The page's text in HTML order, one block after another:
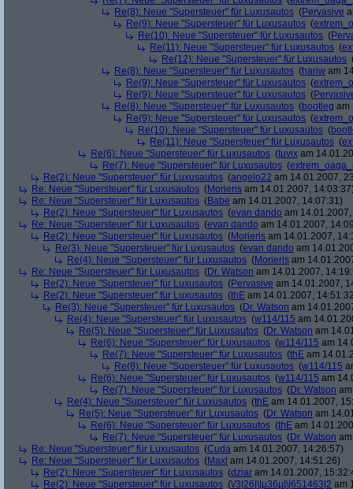
Re(8): Neue "Supersteuer" für Luxusautos (Pervasive
Re(9): Neue "Supersteuer" für Luxusautos (
Re(10): Neue "Supersteuer" für Luxusautos (
Re(11): Neue "Supersteuer" für Luxusautos (
Re(12): Neue "Supersteuer" für Luxusautos
Re(8): Neue "Supersteuer" für Luxusautos (hariw am
Re(9): Neue "Supersteuer" für Luxusautos (
Re(9): Neue "Supersteuer" für Luxusautos (
Re(8): Neue "Supersteuer" für Luxusautos (bootleg am
Re(9): Neue "Supersteuer" für Luxusautos (
Re(10): Neue "Supersteuer" für Luxusautos (
Re(11): Neue "Supersteuer" für Luxusautos (
Re(6): Neue "Supersteuer" für Luxusautos (tuvix am
Re(7): Neue "Supersteuer" für Luxusautos (
Re(2): Neue "Supersteuer" für Luxusautos (angelo22 am 14.01.2007,
Re: Neue "Supersteuer" für Luxusautos (Morieris am 14.01.2007,
Re: Neue "Supersteuer" für Luxusautos (Babe am 14.01.2007, 14:07:31)
Re(2): Neue "Supersteuer" für Luxusautos (evan dando am
Re: Neue "Supersteuer" für Luxusautos (evan dando am 14.01.2007,
Re(2): Neue "Supersteuer" für Luxusautos (Morieris am 14.01.2007,
Re(3): Neue "Supersteuer" für Luxusautos (evan dando am
Re(4): Neue "Supersteuer" für Luxusautos (Morieris am
Re: Neue "Supersteuer" für Luxusautos (Dr. Watson am 14.01.2007,
Re(2): Neue "Supersteuer" für Luxusautos (Pervasive am 14.01.2007,
Re(2): Neue "Supersteuer" für Luxusautos (thE am 14.01.2007,
Re(3): Neue "Supersteuer" für Luxusautos (Dr. Watson am
Re(4): Neue "Supersteuer" für Luxusautos (w114/115 am
Re(5): Neue "Supersteuer" für Luxusautos (Dr. Watson am
Re(6): Neue "Supersteuer" für Luxusautos (w114/115 am
Re(7): Neue "Supersteuer" für Luxusautos (thE am
Re(8): Neue "Supersteuer" für Luxusautos (w114/115
Re(6): Neue "Supersteuer" für Luxusautos (w114/115 am
Re(7): Neue "Supersteuer" für Luxusautos (Dr. Watson
Re(4): Neue "Supersteuer" für Luxusautos (thE am 14.01.2007,
Re(5): Neue "Supersteuer" für Luxusautos (Dr. Watson am
Re(6): Neue "Supersteuer" für Luxusautos (thE am
Re(7): Neue "Supersteuer" für Luxusautos (Dr. Watson
Re: Neue "Supersteuer" für Luxusautos (Cuda am 14.01.2007, 14:26:57)
Re: Neue "Supersteuer" für Luxusautos (Maxl am 14.01.2007, 14:51:26)
Re(2): Neue "Supersteuer" für Luxusautos (dziar am 14.01.2007,
Re(2): Neue "Supersteuer" für Luxusautos (\/3|26|\|µ36µ|\|651463|2 am